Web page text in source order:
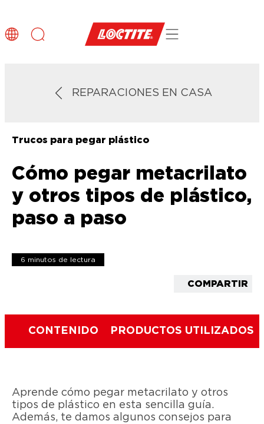
REPARACIONES EN CASA
Trucos para pegar plástico
Cómo pegar metacrilato
y otros tipos de plástico,
paso a paso
6 minutos de lectura
COMPARTIR
CONTENIDO PRODUCTOS UTILIZADOS
Aprende cómo pegar metacrilato y otros
tipos de plástico en esta sencilla guía.
Además, te damos algunos consejos para